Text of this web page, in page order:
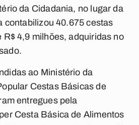
da Cidadania, no lugar da
contabilizou 40.675 cestas
R$ 4,9 milhões, adquiridas no
ao Ministério da
Cestas Básicas de
entregues pela
Cesta Básica de Alimentos